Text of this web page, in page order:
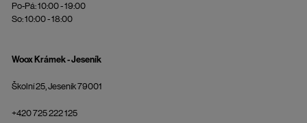
Po-Pá: 10:00 - 19:00
So: 10:00 - 18:00
Woox Krámek - Jeseník
Školní 25, Jeseník 79001
+420 725 222 125